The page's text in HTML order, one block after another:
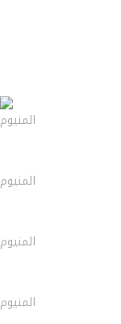
المنيوم
المنيوم
المنيوم
المنيوم